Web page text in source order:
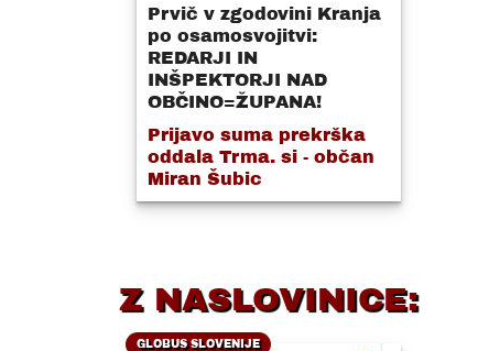
Prvič v zgodovini Kranja
po osamosvojitvi:
REDARJI IN
INŠPEKTORJI NAD
OBČINO=ŽUPANA!
Prijavo suma prekrška
oddala Trma. si - občan
Miran Šubic
Z NASLOVINICE:
GLOBUS SLOVENIJE